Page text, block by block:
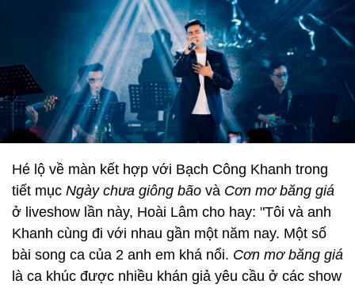
Hé lộ về màn kết hợp với Bạch Công Khanh trong
tiết mục Ngày chưa giông bão và Cơn mơ băng giá
ở liveshow lần này, Hoài Lâm cho hay: "Tôi và anh
Khanh cùng đi với nhau gần một năm nay. Một số
bài song ca của 2 anh em khá nổi. Cơn mơ băng giá
là ca khúc được nhiều khán giả yêu cầu ở các show